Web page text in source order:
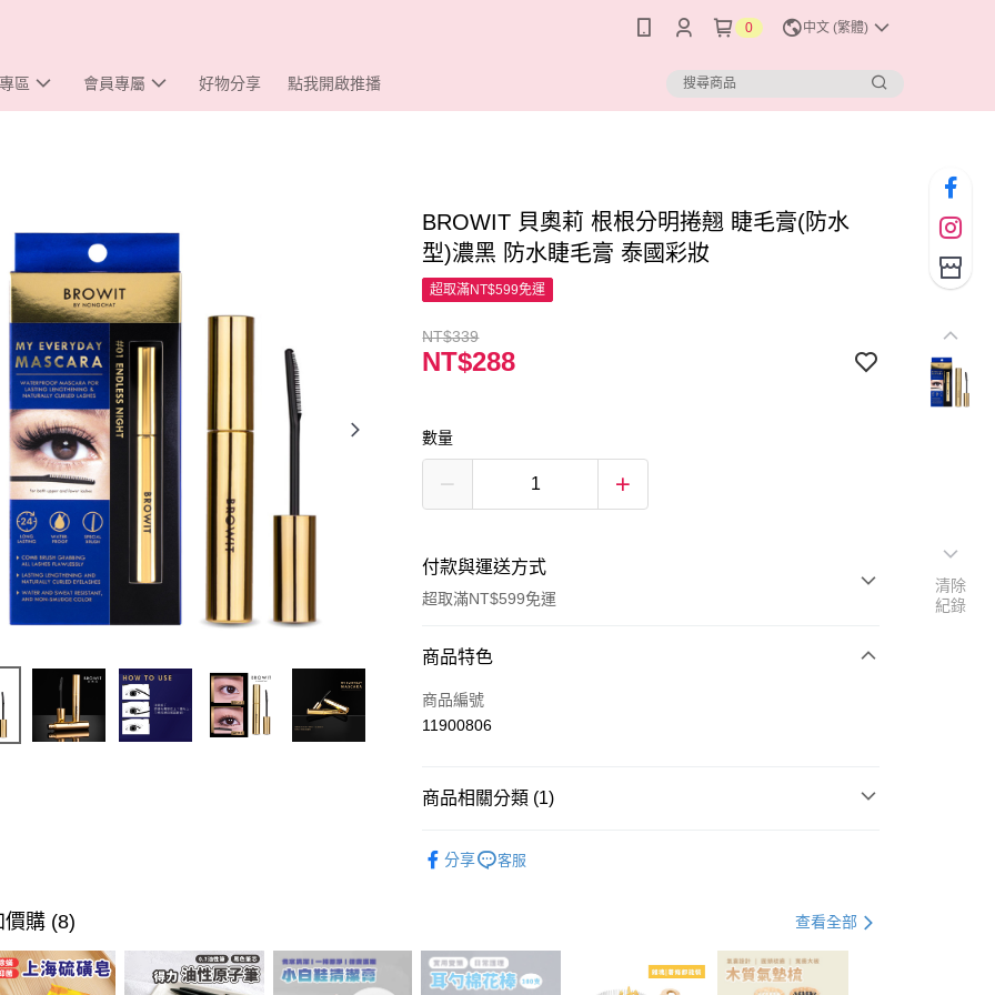
0 中文 (繁體)
區 會員專屬 好物分享 點我開啟推播
BROWIT 貝奧莉 根根分明捲翹 睫毛膏(防水
型)濃黑 防水睫毛膏 泰國彩妝
超取滿NT$599免運
NT$339
NT$288
數量
付款與運送方式
超取滿NT$599免運
付款方式
信用卡一次付款
街口支付
商品特色
商品編號
11900806
商品相關分類 (1)
分享
客服
價購 (8) 查看全部
清除
紀錄